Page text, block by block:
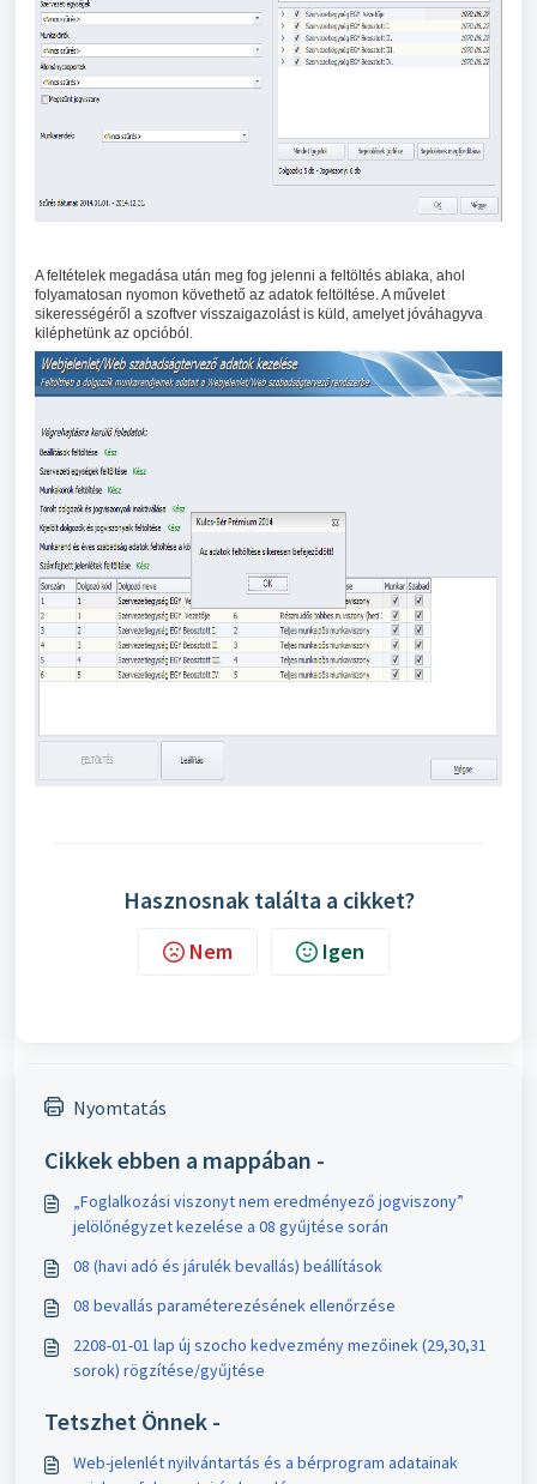
A feltételek megadása után meg fog jelenni a feltöltés ablaka, ahol
folyamatosan nyomon követhető az adatok feltöltése. A művelet
sikerességéről a szoftver visszaigazolást is küld, amelyet jóváhagyva
kiléphetünk az opcióból.
Hasznosnak találta a cikket?
Nem Igen
Nyomtatás
Cikkek ebben a mappában -
„Foglalkozási viszonyt nem eredményező jogviszony”
jelölőnégyzet kezelése a 08 gyűjtése során
08 (havi adó és járulék bevallás) beállítások
08 bevallás paraméterezésének ellenőrzése
2208-01-01 lap új szocho kedvezmény mezőinek (29,30,31
sorok) rögzítése/gyűjtése
Tetszhet Önnek -
Web-jelenlét nyilvántartás és a bérprogram adatainak